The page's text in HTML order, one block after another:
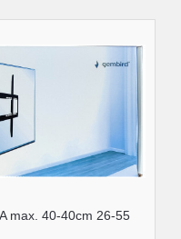
max. 40-40cm 26-55